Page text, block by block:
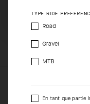
les frottements. Elle est
d'abîmer les inserts de
TYPE RIDE
Road
Gravel
MTB
En tant que partie